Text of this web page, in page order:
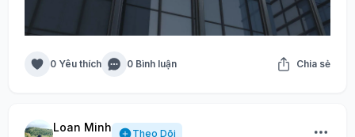
0 Yêu thích 0 Bình luận Chia sẻ
Loan Minh Theo Dõi